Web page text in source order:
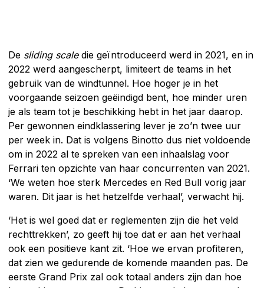
De sliding scaledie geïntroduceerd werd in 2021, en in
2022 werd aangescherpt, limiteert de teams in het
gebruik van de windtunnel. Hoe hoger je in het
voorgaande seizoen geëindigd bent, hoe minder uren
je als team tot je beschikking hebt in het jaar daarop.
Per gewonnen eindklassering lever je zo’n twee uur
per week in. Dat is volgens Binotto dus niet voldoende
om in 2022 al te spreken van een inhaalslag voor
Ferrari ten opzichte van haar concurrenten van 2021.
‘We weten hoe sterk Mercedes en Red Bull vorig jaar
waren. Dit jaar is het hetzelfde verhaal’, verwacht hij.
‘Het is wel goed dat er reglementen zijn die het veld
rechttrekken’, zo geeft hij toe dat er aan het verhaal
ook een positieve kant zit. ‘Hoe we ervan profiteren,
dat zien we gedurende de komende maanden pas. De
eerste Grand Prix zal ook totaal anders zijn dan hoe